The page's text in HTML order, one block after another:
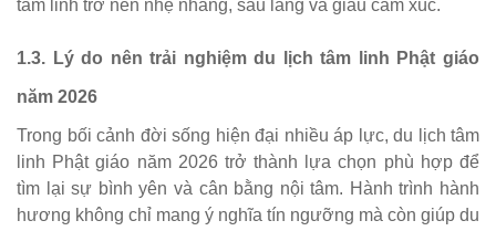
tâm linh trở nên nhẹ nhàng, sâu lắng và giàu cảm xúc.
1.3. Lý do nên trải nghiệm du lịch tâm linh Phật giáo
năm 2026
Trong bối cảnh đời sống hiện đại nhiều áp lực, du lịch tâm
linh Phật giáo năm 2026 trở thành lựa chọn phù hợp để
tìm lại sự bình yên và cân bằng nội tâm. Hành trình hành
hương không chỉ mang ý nghĩa tín ngưỡng mà còn giúp du